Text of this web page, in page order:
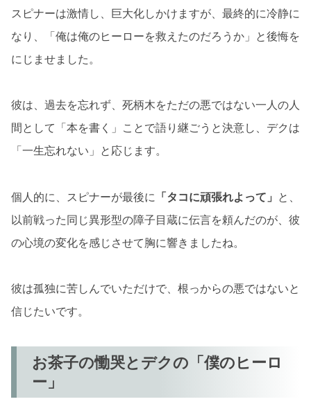
スピナーは激情し、巨大化しかけますが、最終的に冷静に
なり、「俺は俺のヒーローを救えたのだろうか」と後悔を
にじませました。
彼は、過去を忘れず、死柄木をただの悪ではない一人の人
間として「本を書く」ことで語り継ごうと決意し、デクは
「一生忘れない」と応じます。
個人的に、スピナーが最後に 「タコに頑張れよって」 と、
以前戦った同じ異形型の障子目蔵に伝言を頼んだのが、彼
の心境の変化を感じさせて胸に響きましたね。
彼は孤独に苦しんでいただけで、根っからの悪ではないと
信じたいです。
お茶子の慟哭とデクの「僕のヒーロ
ー」